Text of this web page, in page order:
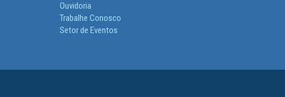
Ouvidoria
Trabalhe Conosco
Setor de Eventos